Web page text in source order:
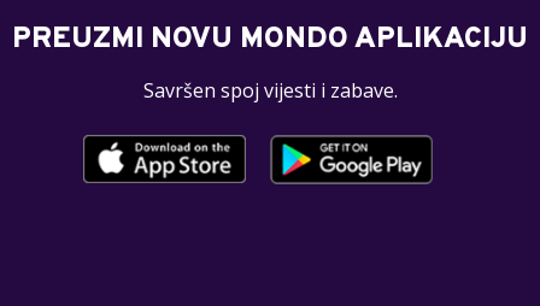
PREUZMI NOVU MONDO APLIKACIJU
Savršen spoj vijesti i zabave.